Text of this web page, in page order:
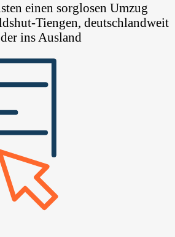
einen sorglosen Umzug
Tiengen, deutschlandweit
ins Ausland